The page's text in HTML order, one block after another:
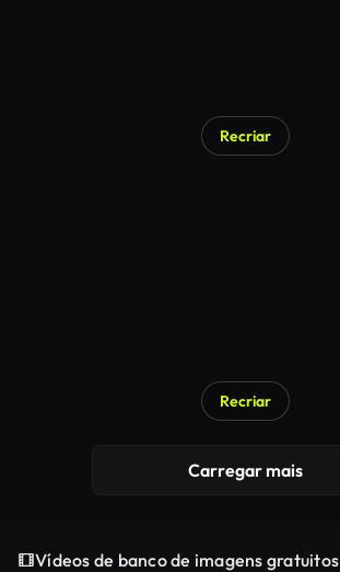
Recriar
Recriar
Carregar mais
Vídeos de banco de imagens gratuitos